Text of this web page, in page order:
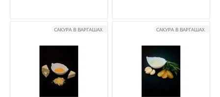
САКУРА В ВАРГАШАХ САКУРА В ВАРГАШАХ